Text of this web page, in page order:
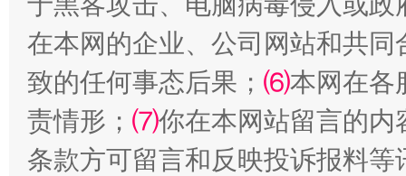
在本网的企业、公司网站和共
致的任何事态后果； ⑹本网在各
责情形； ⑺你在本网站留言的内
条款方可留言和反映投诉报料